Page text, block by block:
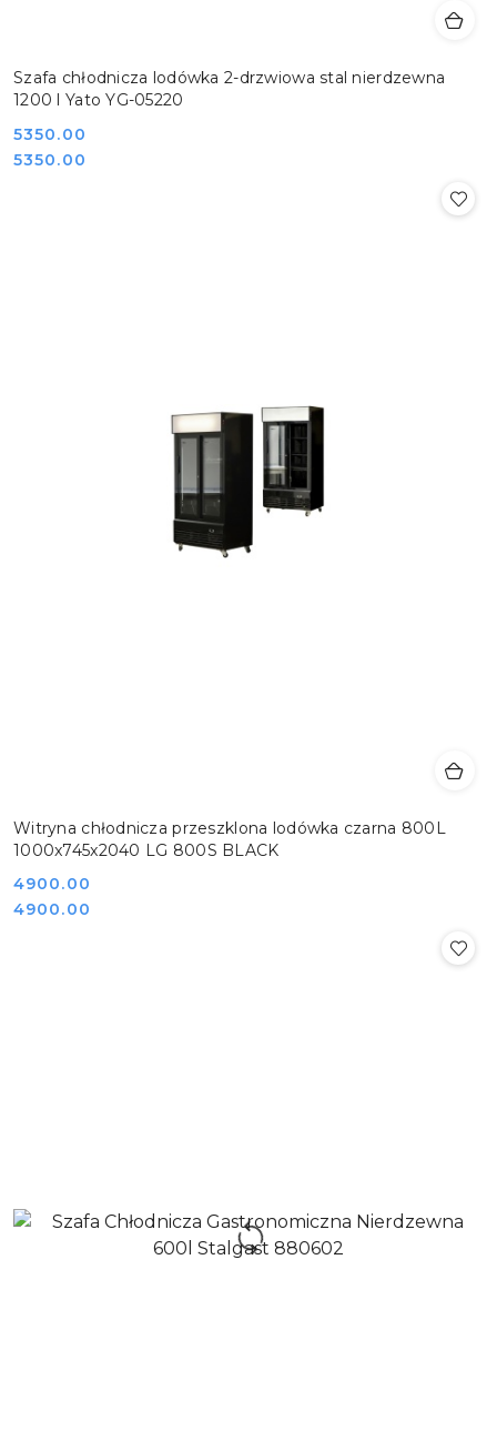
Szafa chłodnicza lodówka 2-drzwiowa stal nierdzewna
1200 l Yato YG-05220
Cena:
5350.00
Cena:
5350.00
Witryna chłodnicza przeszklona lodówka czarna 800L
1000x745x2040 LG 800S BLACK
Cena:
4900.00
Cena:
4900.00